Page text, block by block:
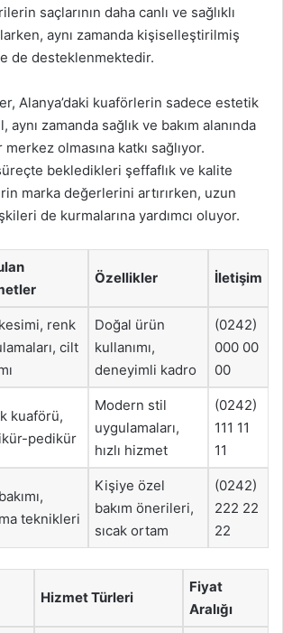
saçlarının daha canlı ve sağlıklı
aynı zamanda kişiselleştirilmiş
de desteklenmektedir.
Alanya’daki kuaförlerin sadece estetik
zamanda sağlık ve bakım alanında
olmasına katkı sağlıyor.
bekledikleri şeffaflık ve kalite
marka değerlerini artırırken, uzun
de kurmalarına yardımcı oluyor.
Özellikler İletişim
renk
cilt
Doğal ürün
kullanımı,
deneyimli kadro
(0242)
000 00
00
kuaförü,
pedikür
Modern stil
uygulamaları,
hızlı hizmet
(0242)
111 11
11
teknikleri
Kişiye özel
bakım önerileri,
sıcak ortam
(0242)
222 22
22
Hizmet Türleri
Fiyat
Aralığı